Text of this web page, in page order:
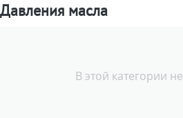
Давления масла
В этой категории